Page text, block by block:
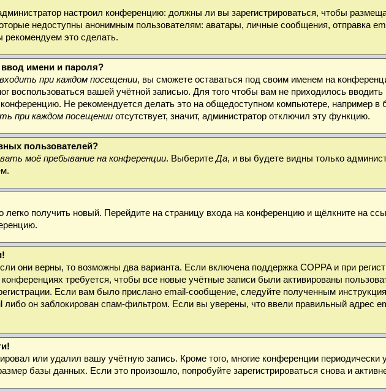
настроил конференцию: должны ли вы зарегистрироваться, чтобы
недоступны анонимным пользователям: аватары, личные сообщения, отправка
рекомендуем это сделать.
имени и пароля?
при каждом посещении, вы сможете оставаться под своим именем на
воспользоваться вашей учётной записью. Для того чтобы вам не приходилось
Не рекомендуется делать это на общедоступном компьютере, например в
при каждом посещении отсутствует, значит, администратор отключил эту функцию.
пользователей?
моё пребывание на конференции. ВыберитеДа, и вы будете видны только
легко получить новый. Перейдите на страницу входа на конференцию и щёлкните на
они верны, то возможны два варианта. Если включена поддержка COPPA и при
требуется, чтобы все новые учётные записи были активированы
Если вам было прислано email-сообщение, следуйте полученным
он заблокирован спам-фильтром. Если вы уверены, что ввели правильный адрес
или удалил вашу учётную запись. Кроме того, многие конференции
базы данных. Если это произошло, попробуйте зарегистрироваться снова и